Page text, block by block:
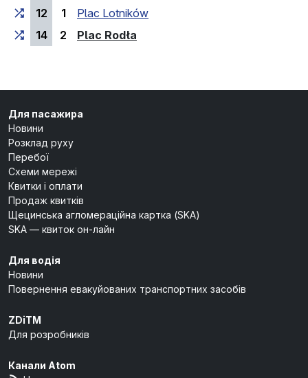
12
1
Plac Lotników
14
2 Plac Rodła
Для пасажира
Новини
Розклад руху
Перебої
Схеми мережі
Квитки і оплати
Продаж квитків
Щецинська агломераційна картка (SKA)
SKA — квиток он-лайн
Для водія
Новини
Повернення евакуйованих транспортних засобів
ZDiTM
Для розробників
Канали Atom